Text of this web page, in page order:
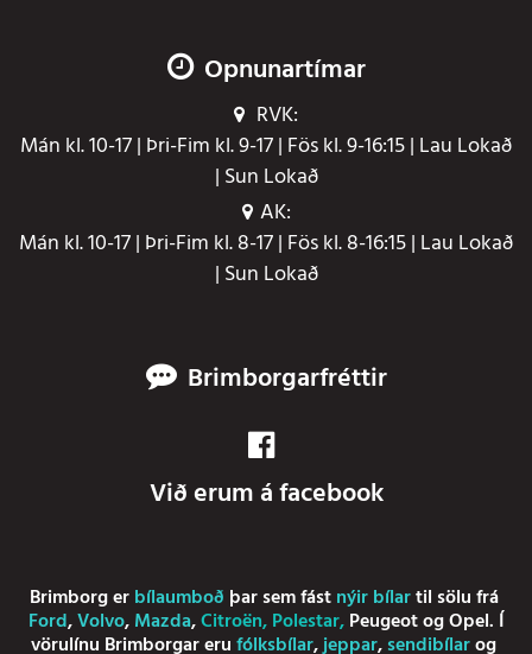
Opnunartímar
RVK:
Mán kl. 10-17 | Þri-Fim kl. 9-17 | Fös kl. 9-16:15 | Lau Lokað
| Sun Lokað
AK:
Mán kl. 10-17 | Þri-Fim kl. 8-17 | Fös kl. 8-16:15 | Lau Lokað
| Sun Lokað
Brimborgarfréttir
Við erum á facebook
Brimborg erbílaumboð þar sem fástnýir bílartil sölu frá
Ford,Volvo,Mazda,Citroën,Polestar,PeugeotogOpel. Í
vörulínu Brimborgar erufólksbílar,jeppar,sendibílarog